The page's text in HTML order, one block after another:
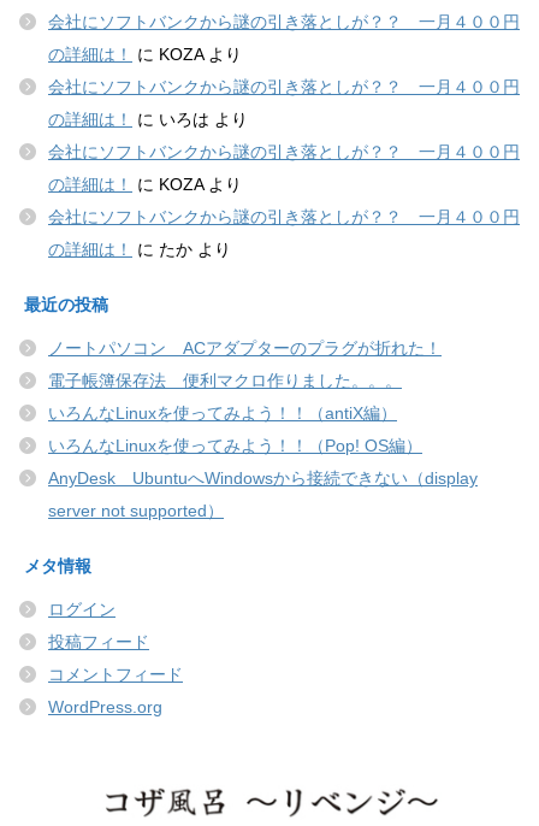
会社にソフトバンクから謎の引き落としが？？ 一月４００円
の詳細は！
に KOZAより
会社にソフトバンクから謎の引き落としが？？ 一月４００円
の詳細は！
に いろは より
会社にソフトバンクから謎の引き落としが？？ 一月４００円
の詳細は！
に KOZAより
会社にソフトバンクから謎の引き落としが？？ 一月４００円
の詳細は！
に たか より
最近の投稿
ノートパソコン ACアダプターのプラグが折れた！
電子帳簿保存法 便利マクロ作りました。。。
いろんなLinuxを使ってみよう！！（antiX編）
いろんなLinuxを使ってみよう！！（Pop! OS編）
AnyDesk UbuntuへWindowsから接続できない（display
server not supported）
メタ情報
ログイン
投稿フィード
コメントフィード
WordPress.org